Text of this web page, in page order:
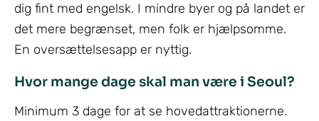
dig fint med engelsk. I mindre byer og på landet er
det mere begrænset, men folk er hjælpsomme.
En oversættelsesapp er nyttig.
Hvor mange dage skal man være i Seoul?
Minimum 3 dage for at se hovedattraktionerne.